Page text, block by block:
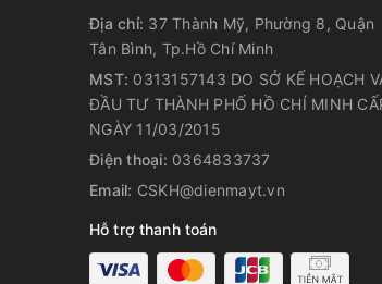
Bảng điều khiển hiện
Hệ thống điều khiển của quạt kết
mang lại sự thuận tiện tối đa trong
chỉnh quạt có remote dù đang ở bất
linh hoạt và thoải mái hơn.
Địa chỉ: 37 Thành Mỹ, Phường 8, Quận
Tân Bình, Tp.Hồ Chí Minh
MST: 0313157143 DO SỞ KẾ HOẠCH
ĐẦU TƯ THÀNH PHỐ HỒ CHÍ MINH
NGÀY 11/03/2015
Điện thoại: 0364833737
Email: CSKH@dienmayt.vn
Hỗ trợ thanh toán